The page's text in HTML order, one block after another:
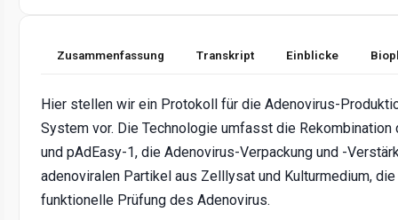
Zusammenfassung Transkript Einblicke
Hier stellen wir ein Protokoll für die Adenovirus-
System vor. Die Technologie umfasst die Rekombination
und pAdEasy-1, die Adenovirus-Verpackung und -
adenoviralen Partikel aus Zelllysat und Kulturmedium,
funktionelle Prüfung des Adenovirus.